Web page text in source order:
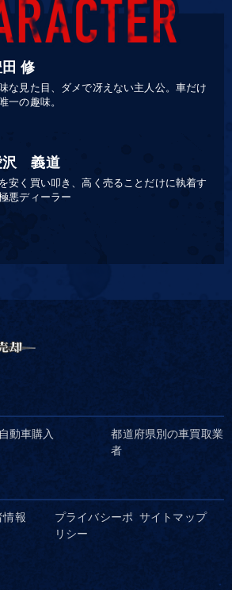
田 修
な見た目、ダメで冴えない主人公。車だけ
一の趣味。
沢 義道
安く買い叩き、高く売ることだけに執着す
悪ディーラー
自動車購入
都道府県別の車買取業
者
情報
プライバシーポ
リシー
サイトマップ